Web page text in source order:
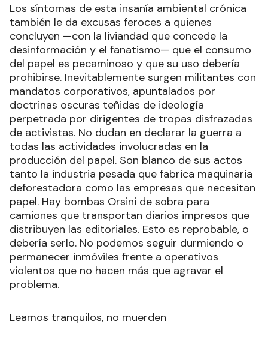
Los síntomas de esta insanía ambiental crónica
también le da excusas feroces a quienes
concluyen —con la liviandad que concede la
desinformación y el fanatismo— que el consumo
del papel es pecaminoso y que su uso debería
prohibirse. Inevitablemente surgen militantes con
mandatos corporativos, apuntalados por
doctrinas oscuras teñidas de ideología
perpetrada por dirigentes de tropas disfrazadas
de activistas. No dudan en declarar la guerra a
todas las actividades involucradas en la
producción del papel. Son blanco de sus actos
tanto la industria pesada que fabrica maquinaria
deforestadora como las empresas que necesitan
papel. Hay bombas Orsini de sobra para
camiones que transportan diarios impresos que
distribuyen las editoriales. Esto es reprobable, o
debería serlo. No podemos seguir durmiendo o
permanecer inmóviles frente a operativos
violentos que no hacen más que agravar el
problema.
Leamos tranquilos, no muerden